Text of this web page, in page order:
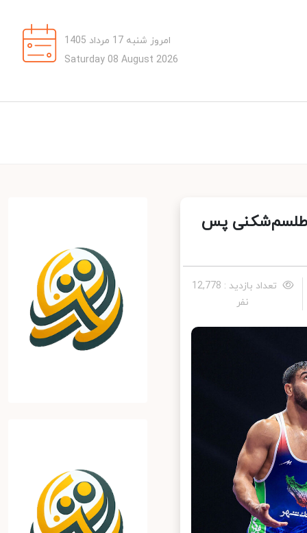
امروز شنبه 17 مرداد 1405
Saturday 08 August 2026
طلسم‌شکنی پس
تعداد بازدید : 12,778
نفر